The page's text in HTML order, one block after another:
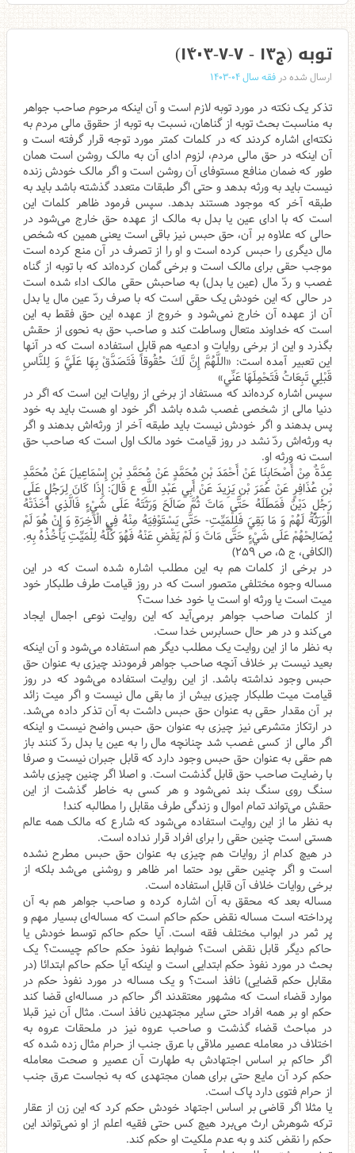
توبه (ج۱۳ - ۷-۷-۱۴۰۳)
ارسال شده درفقه سال ۰۴-۱۴۰۳
تذکر یک نکته در مورد توبه لازم است و آن اینکه مرحوم صاحب جواهر
به مناسبت بحث توبه از گناهان، نسبت به توبه از حقوق مالی مردم به
نکته‌ای اشاره کردند که در کلمات کمتر مورد توجه قرار گرفته است و
آن اینکه در حق مالی مردم، لزوم ادای آن به مالک روشن است همان
طور که ضمان منافع مستوفای آن روشن است و اگر مالک خودش زنده
نیست باید به ورثه بدهد و حتی اگر طبقات متعدد گذشته باشد باید به
طبقه آخر که موجود هستند بدهد. سپس فرمود ظاهر کلمات این
است که با ادای عین یا بدل به مالک از عهده حق خارج می‌شود در
حالی که علاوه بر آن، حق حبس نیز باقی است یعنی همین که شخص
مال دیگری را حبس کرده است و او را از تصرف در آن منع کرده است
موجب حقی برای مالک است و برخی گمان کرده‌اند که با توبه از گناه
غصب و ردّ‌ مال (عین یا بدل) به صاحبش حقی مالک اداء شده است
در حالی که این خودش یک حقی است که با صرف ردّ عین مال یا بدل
آن از عهده آن خارج نمی‌شود و خروج از عهده این حق فقط به این
است که خداوند متعال وساطت کند و صاحب حق به نحوی از حقش
بگذرد و این از برخی روایات و ادعیه هم قابل استفاده است که در آنها
این تعبیر آمده است: «اللَّهُمَّ إِنَّ لَكَ حُقُوقاً فَتَصَدَّقْ بِهَا عَلَيَّ وَ لِلنَّاسِ
قَبْلِي تَبِعَاتُ فَتَحْمِلَهَا عَنِّي‏»
سپس اشاره کرده‌اند که مستفاد از برخی از روایات این است که اگر در
دنیا مالی از شخصی غصب شده باشد اگر خود او هست باید به خود
پس بدهند و اگر خودش نیست باید طبقه آخر از ورثه‌اش بدهند و اگر
به ورثه‌اش ردّ نشد در روز قیامت خود مالک اول است که صاحب حق
است نه ورثه او.
عِدَّةٌ مِنْ أَصْحَابِنَا عَنْ أَحْمَدَ بْنِ مُحَمَّدٍ عَنْ مُحَمَّدِ بْنِ إِسْمَاعِيلَ عَنْ مُحَمَّدِ
بْنِ عُذَافِرٍ عَنْ عُمَرَ بْنِ يَزِيدَ عَنْ أَبِي عَبْدِ اللَّهِ ع قَالَ: إِذَا كَانَ لِرَجُلٍ عَلَى
رَجُلٍ دَيْنٌ فَمَطَلَهُ حَتَّى مَاتَ ثُمَّ صَالَحَ وَرَثَتَهُ عَلَى شَيْ‌ءٍ فَالَّذِي أَخَذَتْهُ
الْوَرَثَةُ لَهُمْ وَ مَا بَقِيَ فَلِلْمَيِّتِ- حَتَّى يَسْتَوْفِيَهُ مِنْهُ فِي الْآخِرَةِ وَ إِنْ هُوَ لَمْ
يُصَالِحْهُمْ عَلَى شَيْ‌ءٍ حَتَّى مَاتَ وَ لَمْ يَقْضِ عَنْهُ فَهُوَ كُلُّهُ لِلْمَيِّتِ يَأْخُذُهُ بِهِ.
(الکافی، ج ۵، ص ۲۵۹)
در برخی از کلمات هم به این مطلب اشاره شده است که در این
مساله وجوه مختلفی متصور است که در روز قیامت طرف طلبکار خود
میت است یا ورثه او است یا خود خدا ست؟
از کلمات صاحب جواهر برمی‌آید که این روایت نوعی اجمال ایجاد
می‌کند و در هر حال حسابرس خدا ست.
به نظر ما از این روایت یک مطلب دیگر هم استفاده می‌شود و آن اینکه
بعید نیست بر خلاف آنچه صاحب جواهر فرمودند چیزی به عنوان حق
حبس وجود نداشته باشد. از این روایت استفاده می‌شود که در روز
قیامت میت طلبکار چیزی بیش از ما بقی مال نیست و اگر میت زائد
بر آن مقدار حقی به عنوان حق حبس داشت به آن تذکر داده می‌شد.
در ارتکاز متشرعی نیز چیزی به عنوان حق حبس واضح نیست و اینکه
اگر مالی از کسی غصب شد چنانچه مال را به عین یا بدل ردّ‌ کنند باز
هم حقی به عنوان حق حبس وجود دارد که قابل جبران نیست و صرفا
با رضایت صاحب حق قابل گذشت است. و اصلا اگر چنین چیزی باشد
سنگ روی سنگ بند نمی‌شود و هر کسی به خاطر گذشت از این
حقش می‌تواند تمام اموال و زندگی طرف مقابل را مطالبه کند!
به نظر ما از این روایت استفاده می‌شود که شارع که مالک همه عالم
هستی است چنین حقی را برای افراد قرار نداده است.
در هیچ کدام از روایات هم چیزی به عنوان حق حبس مطرح نشده
است و اگر چنین حقی بود حتما امر ظاهر و روشنی می‌شد بلکه از
برخی روایات خلاف آن قابل استفاده است.
مساله بعد که محقق به آن اشاره کرده و صاحب جواهر هم به آن
پرداخته است مساله نقض حکم حاکم است که مساله‌ای بسیار مهم و
پر ثمر در ابواب مختلف فقه است. آیا حکم حاکم توسط خودش یا
حاکم دیگر قابل نقض است؟ ضوابط نفوذ حکم حاکم چیست؟ یک
بحث در مورد نفوذ حکم ابتدایی است و اینکه آیا حکم حاکم ابتدائا (در
مقابل حکم قضایی) نافذ است؟ و یک مساله در مورد نفوذ حکم در
موارد قضاء است که مشهور معتقدند اگر حاکم در مساله‌ای قضا کند
حکم او بر همه افراد حتی سایر مجتهدین نافذ است. مثال آن نیز قبلا
در مباحث قضاء گذشت و صاحب عروه نیز در ملحقات عروه به
اختلاف در معامله عصیر ملاقی با عرق جنب از حرام مثال زده شده که
اگر حاکم بر اساس اجتهادش به طهارت آن عصیر و صحت معامله
حکم کرد آن مایع حتی برای همان مجتهدی که به نجاست عرق جنب
از حرام فتوی دارد پاک است.
یا مثلا اگر قاضی بر اساس اجتهاد خودش حکم کرد که این زن از عقار
ترکه شوهرش ارث می‌برد هیچ کس حتی فقیه اعلم از او نمی‌تواند این
حکم را نقض کند و به عدم ملکیت او حکم کند.